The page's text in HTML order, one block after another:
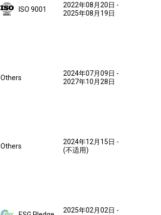
ISO 9001
2022年08月20日 -
2025年08月19日
Others
2024年07月09日 -
2027年10月28日
Others
2024年12月15日 -
(不适用)
2025年02月02日 -